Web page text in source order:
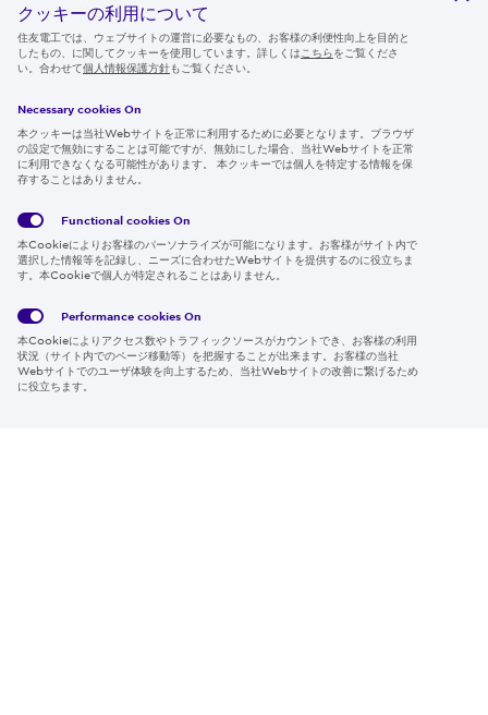
ニュースルーム
IR情報
採用情報
Global
Policy
サイト
約
Region & Language:
Japan | JP
クッキーの利用について
住友電工では、ウェブサイトの運営に必要なもの、お客様の利便性向上を目的と
したもの、に関してクッキーを使用しています。詳しくは こちらをご覧くださ
い。合わせて個人情報保護方針もご覧ください。
Necessary cookies On
本クッキーは当社Webサイトを正常に利用するために必要となります。ブラウザ
の設定で無効にすることは可能ですが、無効にした場合、当社Webサイトを正常
に利用できなくなる可能性があります。 本クッキーでは個人を特定する情報を保
存することはありません。
Functional cookies On
本Cookieによりお客様のパーソナライズが可能になります。お客様がサイト内で
選択した情報等を記録し、ニーズに合わせたWebサイトを提供するのに役立ちま
す。本Cookieで個人が特定されることはありません。
Performance cookies On
本Cookieによりアクセス数やトラフィックソースがカウントでき、お客様の利用
状況（サイト内でのページ移動等）を把握することが出来ます。お客様の当社
Webサイトでのユーザ体験を向上するため、当社Webサイトの改善に繋げるため
に役立ちます。